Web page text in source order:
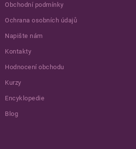
Obchodní podmínky
Ochrana osobních údajů
Napište nám
Kontakty
Hodnocení obchodu
Kurzy
Encyklopedie
Blog